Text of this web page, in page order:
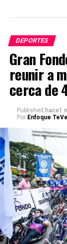
DEPORTES
Gran
reunir a
cerca de
Published hace1
Por Enfoque TeVe